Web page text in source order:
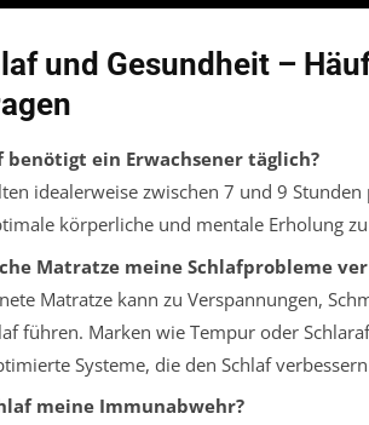
und Gesundheit –
benötigt ein Erwachsener täglich?
idealerweise zwischen 7 und 9 Stunden
körperliche und mentale Erholung
Matratze meine Schlafprobleme
Matratze kann zu Verspannungen,
führen. Marken wie Tempur oder
Systeme, die den Schlaf
meine Immunabwehr?